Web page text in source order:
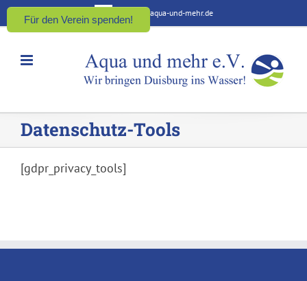
Zum
Inhalt
kontakt@aqua-und-mehr.de
Datenschutz-Tools
[gdpr_privacy_tools]
Für den Verein spenden!